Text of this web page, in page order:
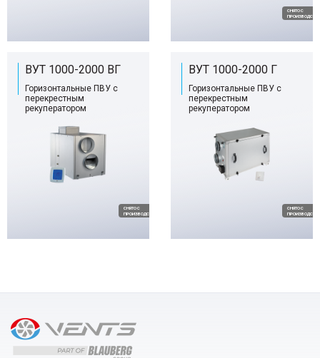
CНЯТО С
ПРОИЗВОДСТВА
ВУТ 1000-2000 ВГ
Горизонтальные ПВУ с
перекрестным
рекуператором
CНЯТО С
ПРОИЗВОДСТВА
ВУТ 1000-2000 Г
Горизонтальные ПВУ с
перекрестным
рекуператором
CНЯТО С
ПРОИЗВОДСТВА